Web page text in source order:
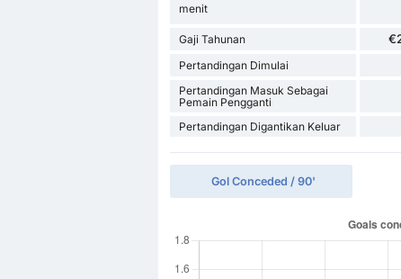
menit
Gaji Tahunan
Pertandingan Dimulai
Pertandingan Masuk Sebagai
Pemain Pengganti
Pertandingan Digantikan Keluar
Gol Conceded / 90'